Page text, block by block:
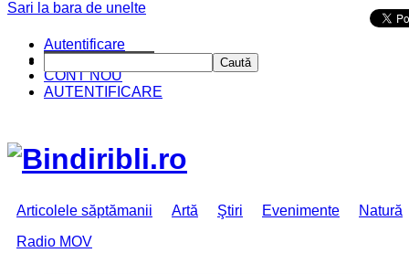
CINE SUNTEM?
CONT NOU
AUTENTIFICARE
Articolele săptămanii Artă Ştiri Evenimente
Natură
Radio MOV
Sari la bara de unelte
Autentificare
Caută